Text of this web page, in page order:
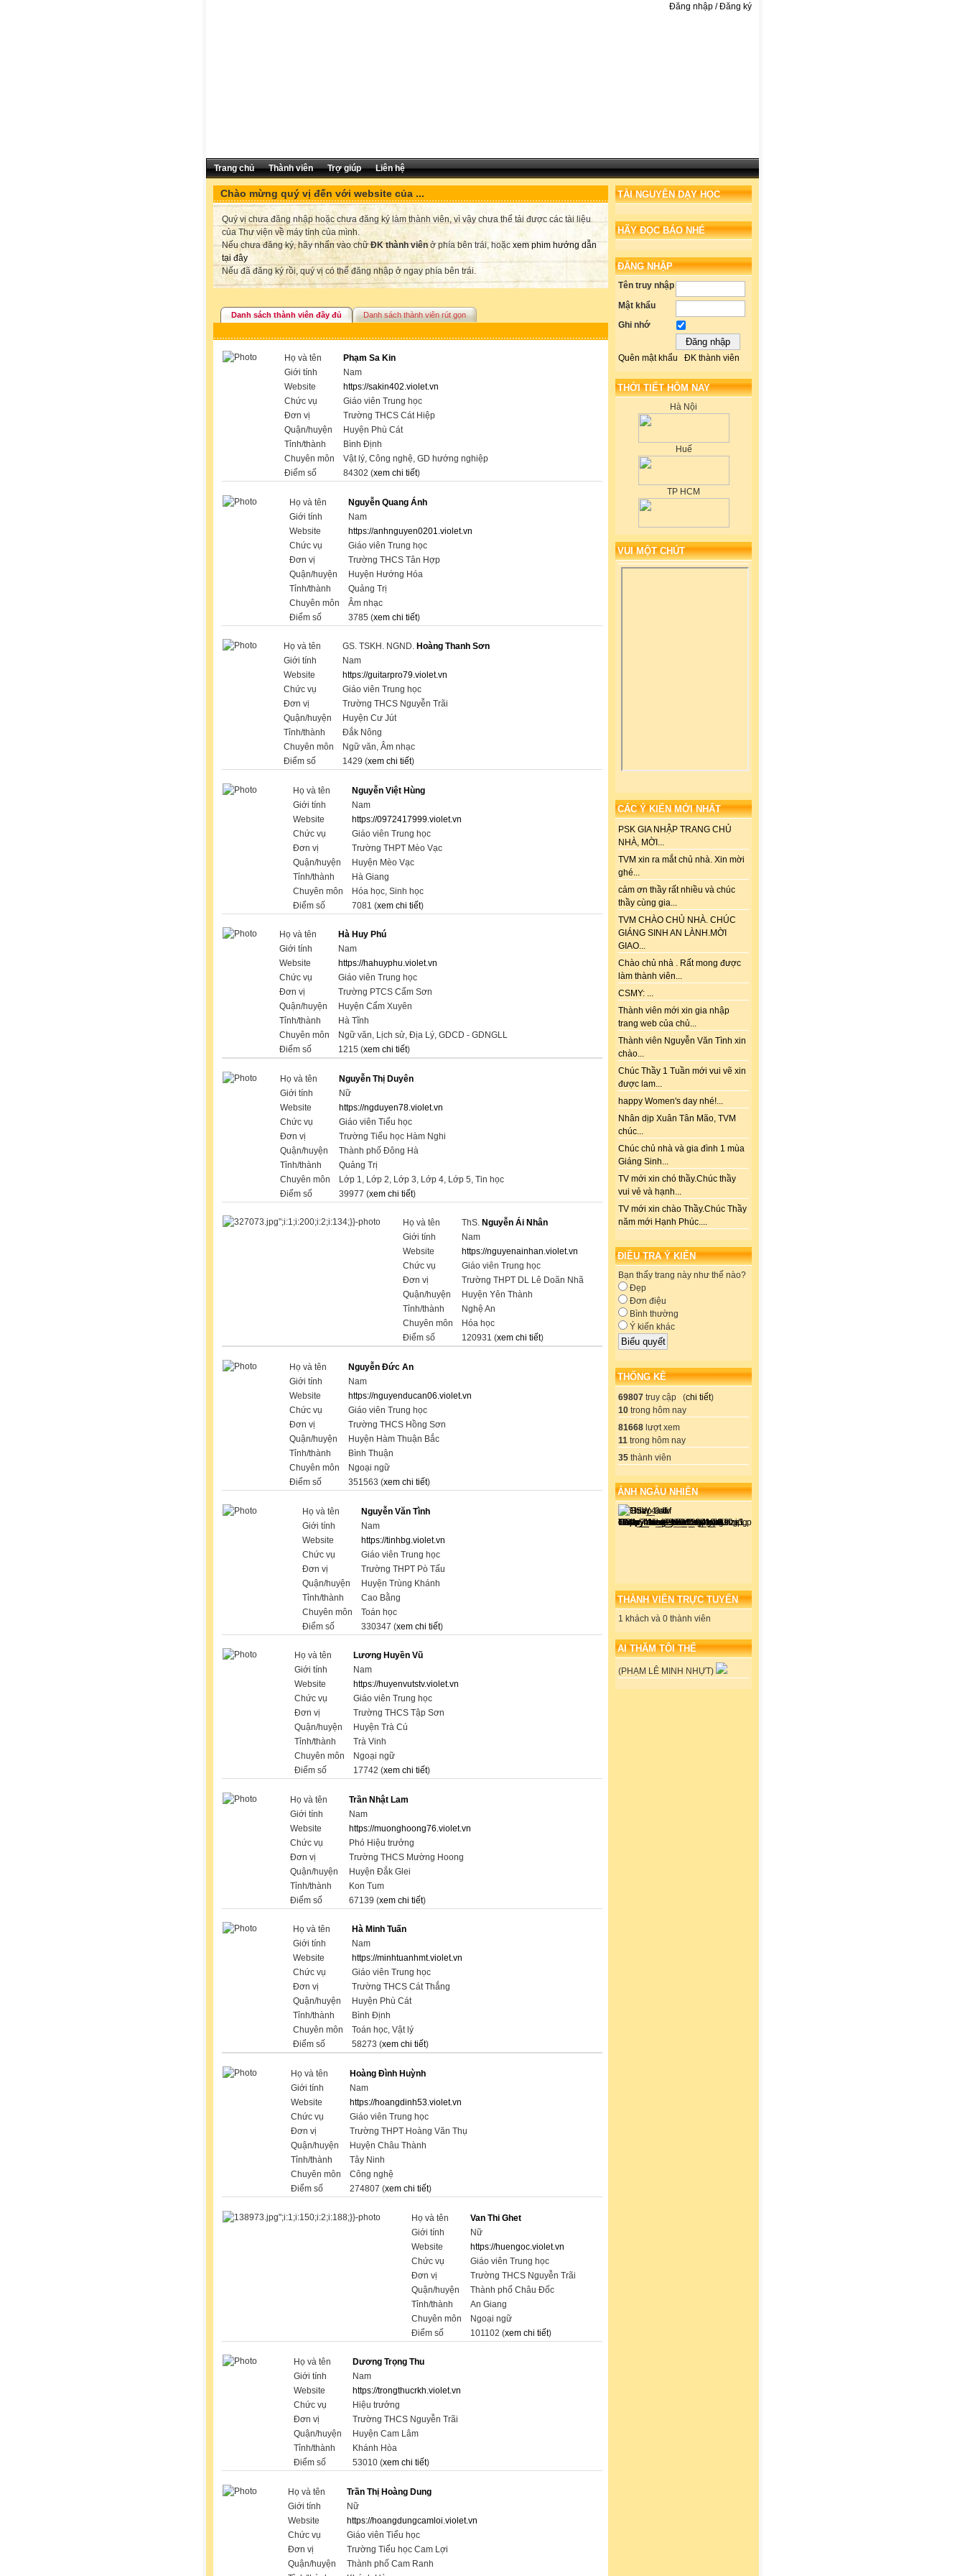
Đăng nhập / Đăng ký
Trang chủ Thành viên Trợ giúp Liên hệ
TÀI NGUYÊN DẠY HỌC
HÃY ĐỌC BÁO NHÉ
ĐĂNG NHẬP
Tên truy nhập
Mật khẩu
Ghi nhớ
Quên mật khẩu ĐK thành viên
THỚI TIẾT HÔM NAY
Hà Nội
Huế
TP HCM
VUI MỘT CHÚT
CÁC Ý KIẾN MỚI NHẤT
PSK GIA NHẬP TRANG CHỦ
NHÀ, MỜI...
TVM xin ra mắt chủ nhà. Xin mời
ghé...
cảm ơn thầy rất nhiều và chúc
thầy cùng gia...
TVM CHÀO CHỦ NHÀ. CHÚC
GIÁNG SINH AN LÀNH.MỜI
GIAO...
Chào chủ nhà . Rất mong được
làm thành viên...
CSMY: ...
Thành viên mới xin gia nhập
trang web của chủ...
Thành viên Nguyễn Văn Tình xin
chào...
Chúc Thầy 1 Tuần mới vui vẽ xin
được lam...
happy Women's day nhé!...
Nhân dịp Xuân Tân Mão, TVM
chúc...
Chúc chủ nhà và gia đình 1 mùa
Giáng Sinh...
TV mới xin chó thầy.Chúc thầy
vui vẻ và hạnh...
TV mới xin chào Thầy.Chúc Thầy
năm mới Hạnh Phúc....
ĐIỀU TRA Ý KIẾN
Bạn thấy trang này như thế nào?
Đẹp
Đơn điệu
Bình thường
Ý kiến khác
THỐNG KÊ
69807 truy cập (chi tiết)
10 trong hôm nay
81668 lượt xem
11 trong hôm nay
35 thành viên
ẢNH NGẪU NHIÊN
THÀNH VIÊN TRỰC TUYẾN
1 khách và 0 thành viên
AI THĂM TÔI THẾ
(PHẠM LÊ MINH NHỰT)
Chào mừng quý vị đến với website của ...
Quý vị chưa đăng nhập hoặc chưa đăng ký làm thành viên, vì vậy chưa thể tải được các tài liệu
của Thư viện về máy tính của mình.
Nếu chưa đăng ký, hãy nhấn vào chữĐK thành viênở phía bên trái, hoặc xem phim hướng dẫn
tại đây
Nếu đã đăng ký rồi, quý vị có thể đăng nhập ở ngay phía bên trái.
Danh sách thành viên đầy đủ Danh sách thành viên rút gọn
Họ và tên
Phạm Sa Kin
Giới tính
Nam
Website
https://sakin402.violet.vn
Chức vụ
Giáo viên Trung học
Đơn vị
Trường THCS Cát Hiệp
Quận/huyện
Huyện Phù Cát
Tỉnh/thành
Bình Định
Chuyên môn
Vật lý, Công nghệ, GD hướng nghiệp
Điểm số
84302 (xem chi tiết)
Họ và tên
Nguyễn Quang Ánh
Giới tính
Nam
Website
https://anhnguyen0201.violet.vn
Chức vụ
Giáo viên Trung học
Đơn vị
Trường THCS Tân Hợp
Quận/huyện
Huyện Hướng Hóa
Tỉnh/thành
Quảng Trị
Chuyên môn
Âm nhạc
Điểm số
3785 (xem chi tiết)
Họ và tên GS. TSKH. NGND. Hoàng Thanh Sơn
Giới tính
Nam
Website
https://guitarpro79.violet.vn
Chức vụ
Giáo viên Trung học
Đơn vị
Trường THCS Nguyễn Trãi
Quận/huyện
Huyện Cư Jút
Tỉnh/thành
Đắk Nông
Chuyên môn
Ngữ văn, Âm nhạc
Điểm số
1429 (xem chi tiết)
Họ và tên
Nguyễn Việt Hùng
Giới tính
Nam
Website
https://0972417999.violet.vn
Chức vụ
Giáo viên Trung học
Đơn vị
Trường THPT Mèo Vạc
Quận/huyện
Huyện Mèo Vạc
Tỉnh/thành
Hà Giang
Chuyên môn
Hóa học, Sinh học
Điểm số
7081 (xem chi tiết)
Họ và tên
Hà Huy Phú
Giới tính
Nam
Website
https://hahuyphu.violet.vn
Chức vụ
Giáo viên Trung học
Đơn vị
Trường PTCS Cẩm Sơn
Quận/huyện
Huyện Cẩm Xuyên
Tỉnh/thành
Hà Tĩnh
Chuyên môn
Ngữ văn, Lịch sử, Địa Lý, GDCD - GDNGLL
Điểm số
1215 (xem chi tiết)
Họ và tên
Nguyễn Thị Duyên
Giới tính
Nữ
Website
https://ngduyen78.violet.vn
Chức vụ
Giáo viên Tiểu học
Đơn vị
Trường Tiểu học Hàm Nghi
Quận/huyện
Thành phố Đông Hà
Tỉnh/thành
Quảng Trị
Chuyên môn
Lớp 1, Lớp 2, Lớp 3, Lớp 4, Lớp 5, Tin học
Điểm số
39977 (xem chi tiết)
Họ và tên ThS. Nguyễn Ái Nhân
Giới tính
Nam
Website
https://nguyenainhan.violet.vn
Chức vụ
Giáo viên Trung học
Đơn vị
Trường THPT DL Lê Doãn Nhã
Quận/huyện
Huyện Yên Thành
Tỉnh/thành
Nghệ An
Chuyên môn
Hóa học
Điểm số
120931 (xem chi tiết)
Họ và tên
Nguyễn Đức An
Giới tính
Nam
Website
https://nguyenducan06.violet.vn
Chức vụ
Giáo viên Trung học
Đơn vị
Trường THCS Hồng Sơn
Quận/huyện
Huyện Hàm Thuận Bắc
Tỉnh/thành
Bình Thuận
Chuyên môn
Ngoại ngữ
Điểm số
351563 (xem chi tiết)
Họ và tên
Nguyễn Văn Tình
Giới tính
Nam
Website
https://tinhbg.violet.vn
Chức vụ
Giáo viên Trung học
Đơn vị
Trường THPT Pò Tấu
Quận/huyện
Huyện Trùng Khánh
Tỉnh/thành
Cao Bằng
Chuyên môn
Toán học
Điểm số
330347 (xem chi tiết)
Họ và tên
Lương Huyền Vũ
Giới tính
Nam
Website
https://huyenvutstv.violet.vn
Chức vụ
Giáo viên Trung học
Đơn vị
Trường THCS Tập Sơn
Quận/huyện
Huyện Trà Cú
Tỉnh/thành
Trà Vinh
Chuyên môn
Ngoại ngữ
Điểm số
17742 (xem chi tiết)
Họ và tên
Trần Nhật Lam
Giới tính
Nam
Website
https://muonghoong76.violet.vn
Chức vụ
Phó Hiệu trưởng
Đơn vị
Trường THCS Mường Hoong
Quận/huyện
Huyện Đắk Glei
Tỉnh/thành
Kon Tum
Điểm số
67139 (xem chi tiết)
Họ và tên
Hà Minh Tuấn
Giới tính
Nam
Website
https://minhtuanhmt.violet.vn
Chức vụ
Giáo viên Trung học
Đơn vị
Trường THCS Cát Thắng
Quận/huyện
Huyện Phù Cát
Tỉnh/thành
Bình Định
Chuyên môn
Toán học, Vật lý
Điểm số
58273 (xem chi tiết)
Họ và tên
Hoàng Đình Huỳnh
Giới tính
Nam
Website
https://hoangdinh53.violet.vn
Chức vụ
Giáo viên Trung học
Đơn vị
Trường THPT Hoàng Văn Thụ
Quận/huyện
Huyện Châu Thành
Tỉnh/thành
Tây Ninh
Chuyên môn
Công nghệ
Điểm số
274807 (xem chi tiết)
Họ và tên
Van Thi Ghet
Giới tính
Nữ
Website
https://huengoc.violet.vn
Chức vụ
Giáo viên Trung học
Đơn vị
Trường THCS Nguyễn Trãi
Quận/huyện
Thành phố Châu Đốc
Tỉnh/thành
An Giang
Chuyên môn
Ngoại ngữ
Điểm số
101102 (xem chi tiết)
Họ và tên
Dương Trọng Thu
Giới tính
Nam
Website
https://trongthucrkh.violet.vn
Chức vụ
Hiệu trưởng
Đơn vị
Trường THCS Nguyễn Trãi
Quận/huyện
Huyện Cam Lâm
Tỉnh/thành
Khánh Hòa
Điểm số
53010 (xem chi tiết)
Họ và tên
Trần Thị Hoàng Dung
Giới tính
Nữ
Website
https://hoangdungcamloi.violet.vn
Chức vụ
Giáo viên Tiểu học
Đơn vị
Trường Tiểu học Cam Lợi
Quận/huyện
Thành phố Cam Ranh